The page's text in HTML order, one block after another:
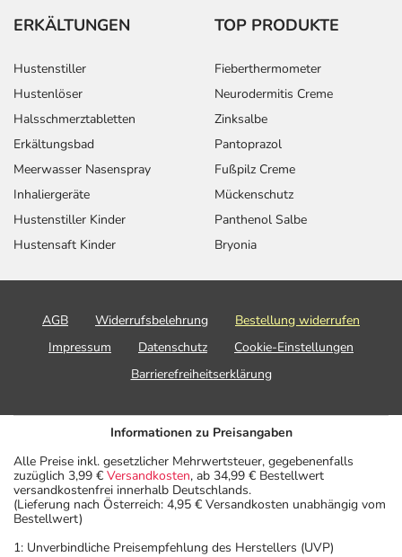
ERKÄLTUNGEN
Hustenstiller
Hustenlöser
Halsschmerztabletten
Erkältungsbad
Meerwasser Nasenspray
Inhaliergeräte
Hustenstiller Kinder
Hustensaft Kinder
TOP PRODUKTE
Fieberthermometer
Neurodermitis Creme
Zinksalbe
Pantoprazol
Fußpilz Creme
Mückenschutz
Panthenol Salbe
Bryonia
AGB Widerrufsbelehrung
Bestellung widerrufen
Impressum
Datenschutz
Cookie-Einstellungen
Barrierefreiheitserklärung
Informationen zu Preisangaben
Alle Preise inkl. gesetzlicher Mehrwertsteuer, gegebenenfalls
zuzüglich 3,99 € Versandkosten, ab 34,99 € Bestellwert
versandkostenfrei innerhalb Deutschlands.
(Lieferung nach Österreich: 4,95 € Versandkosten unabhängig vom
Bestellwert)
1: Unverbindliche Preisempfehlung des Herstellers (UVP)